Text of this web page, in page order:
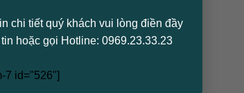
chi tiết quý khách vui lòng điền đầy
hoặc gọi Hotline: 0969.23.33.23
7 id="526"]